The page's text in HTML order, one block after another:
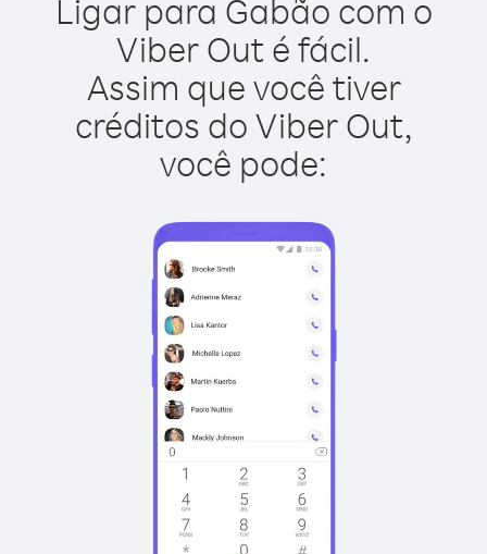
Ligar para Gabão com o
Viber Out é fácil.
Assim que você tiver
créditos do Viber Out,
você pode: